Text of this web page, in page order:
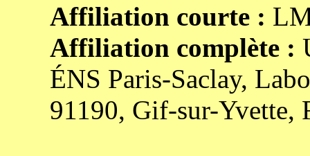
Affiliation courte :
Affiliation complète :
ÉNS Paris-Saclay,
91190, Gif-sur-Yvette,